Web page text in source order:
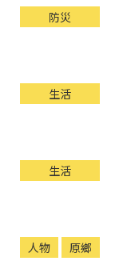
防災
生活
生活
人物 原鄉